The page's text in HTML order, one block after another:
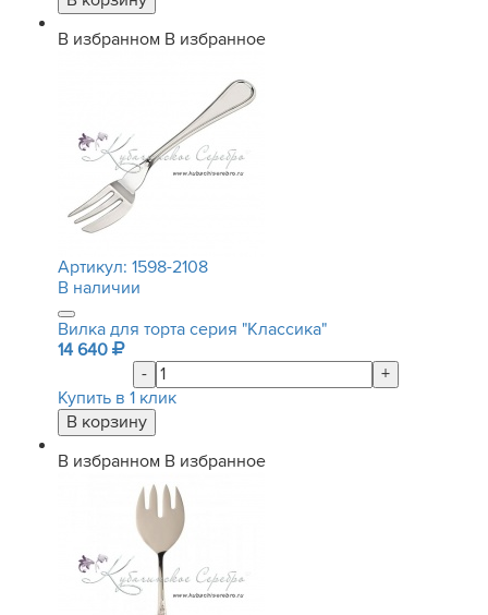
В избранном В избранное
Артикул: 1598-2108
В наличии
Вилка для торта серия "Классика"
14 640
-
+
Купить в 1 клик
В избранном В избранное